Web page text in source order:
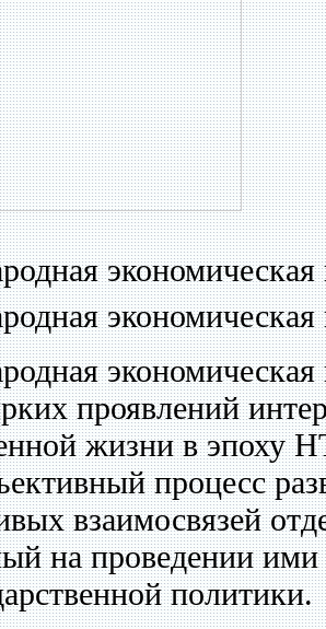
экономическая
экономическая
проявлений
жизни в эпоху
процесс
взаимосвязей
на проведении ими
политики.